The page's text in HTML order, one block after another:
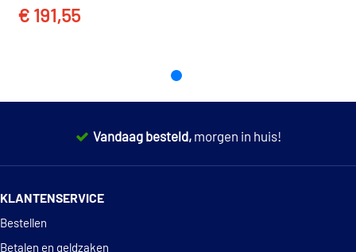
€ 191,55
Vandaag besteld, morgen in huis!
KLANTENSERVICE
Bestellen
Betalen en geldzaken